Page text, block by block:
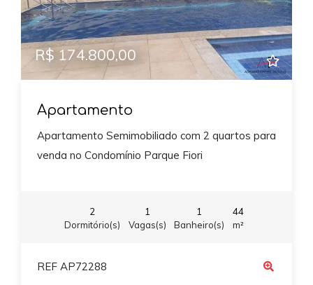
R$ 174.800,00
Apartamento
Apartamento Semimobiliado com 2 quartos para
venda no Condomínio Parque Fiori
2
Dormitório(s)
1
Vagas(s)
1
Banheiro(s)
44
m²
REF AP72288